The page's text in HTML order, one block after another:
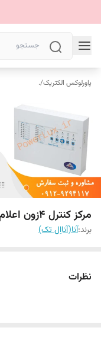
پاورلوکس الکتریک/
.
مرکز کنترل 4زون اعلام حریق آنا-نمایندگی پاورلوکس
برند:آنا(آنااِل تک)
نظرات